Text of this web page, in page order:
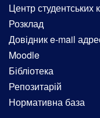
Центр студентських
Розклад
Довідник e-mail
Moodle
Бібліотека
Репозитарій
Нормативна база